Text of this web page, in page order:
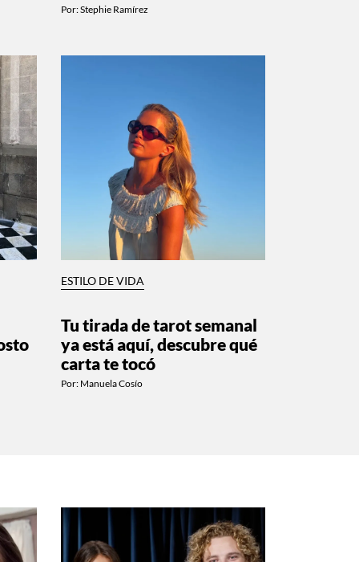
Por:Stephie Ramírez
ESTILO DE VIDA
Tu tirada de tarot semanal
ya está aquí, descubre qué
carta te tocó
Por: Manuela Cosío